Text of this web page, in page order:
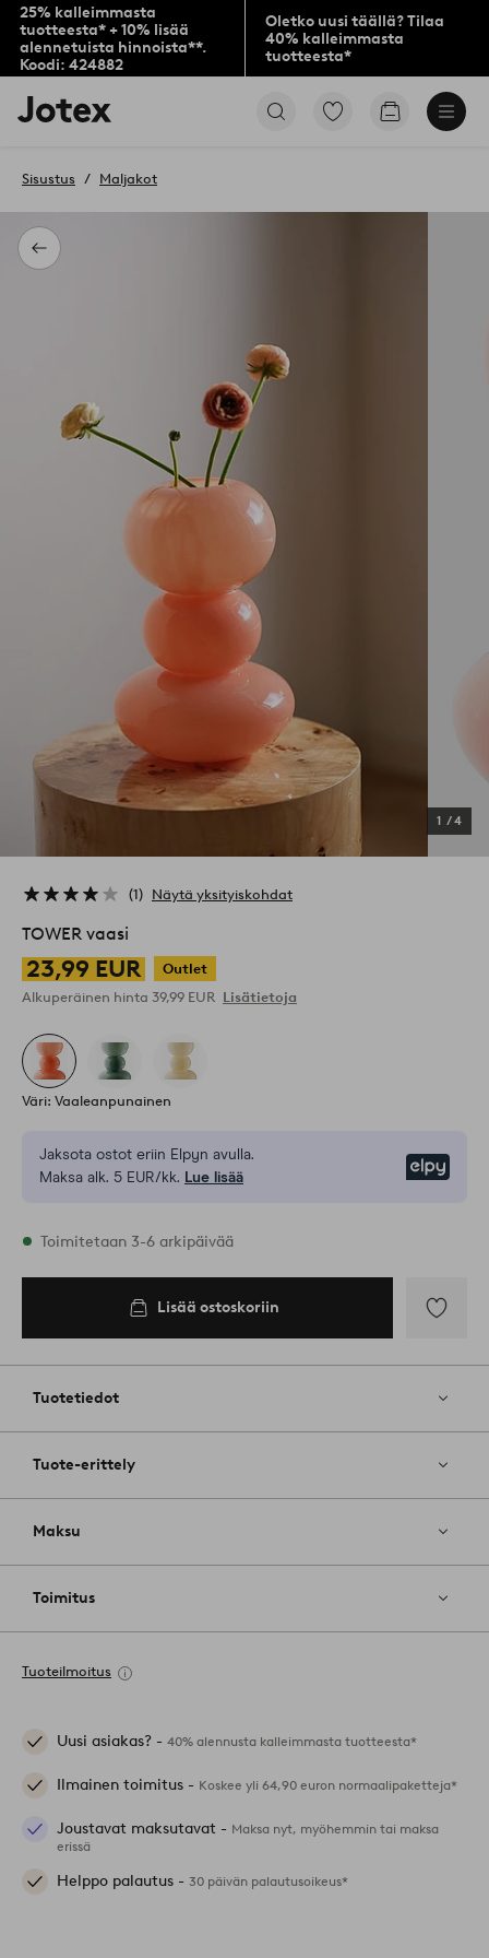
25% kalleimmasta
tuotteesta* + 10% lisää
alennetuista hinnoista**.
Koodi: 424882
Oletko uusi täällä? Tilaa
40% kalleimmasta
tuotteesta*
Jotex-
logo
aloitussivulle
Siirry
Siirry
Takaisin
Sisustus Maljakot
1 /4
1 Näytä yksityiskohdat
TOWER vaasi
23,99 EUR
Outlet
Alkuperäinen hinta 39,99 EUR Lisätietoja
Väri: Vaaleanpunainen
Jaksota ostot eriin Elpyn avulla.
Maksa alk. 5 EUR/kk. Lue lisää
Varastossa
Toimitetaan 3-6 arkipäivää
Lisää ostoskoriin
Tuotetiedot
Tuote-erittely
Maksu
Toimitus
Tuoteilmoitus
Uusi asiakas? - 40% alennusta kalleimmasta tuotteesta*
Ilmainen toimitus - Koskee yli 64,90 euron normaalipaketteja*
Joustavat maksutavat - Maksa nyt, myöhemmin tai maksa
erissä
Helppo palautus - 30 päivän palautusoikeus*